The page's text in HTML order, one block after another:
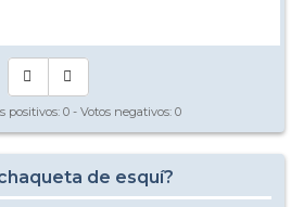
positivos: 0 - Votos negativos: 0
de esquí?